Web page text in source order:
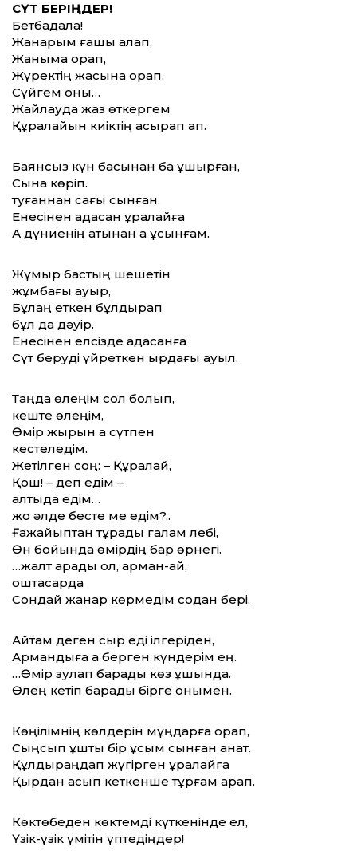
СҮТ БЕРІҢДЕР!
Бетбақдала!
Жанарым ғашық алап,
Жаныма орап,
Жүректің жасына орап,
Сүйгем оны…
Жайлауда жаз өткергем
Құралайын киіктің асырап ап.
Баянсыз күн басынан бақ ұшырған,
Сынақ көріп.
туғаннан сағы сынған.
Енесінен адасқан құралайға
Ақ дүниенің атынан ақ ұсынғам.
Жұмыр бастың шешетін
жұмбағы ауыр,
Бұлаң еткен бұлдырап
бұл да дәуір.
Енесінен елсізде адасқанға
Сүт беруді үйреткен қырдағы ауыл.
Таңда өлеңім сол болып,
кеште өлеңім,
Өмір жырын ақ сүтпен
кестеледім.
Жетілген соң: – Құралай,
Қош! – деп едім –
алтыда едім…
жоқ әлде бесте ме едім?..
Ғажайыптан тұрады ғалам лебі,
Өн бойында өмірдің бар өрнегі.
…жалт қарады ол, арман-ай,
қоштасарда
Сондай жанар көрмедім содан бері.
Айтам деген сыр еді ілгеріден,
Армандыға ақ берген күндерім ең.
…Өмір зулап барады көз ұшында.
Өлең кетіп барады бірге онымен.
Көңілімнің көлдерін мұңдарға орап,
Сыңсып ұшты бір құсым сынған қанат.
Құлдыраңдап жүгірген құралайға
Қырдан асып кеткенше тұрғам қарап.
Көктөбеден көктемді күткенінде ел,
Үзік-үзік үмітін үптедіңдер!